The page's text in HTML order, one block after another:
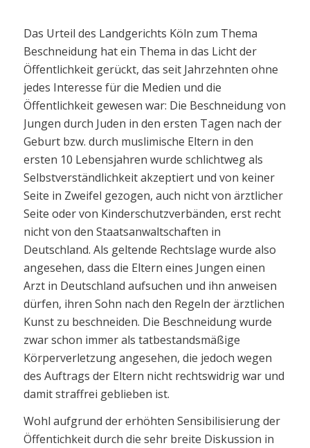
Das Urteil des Landgerichts Köln zum Thema
Beschneidung hat ein Thema in das Licht der
Öffentlichkeit gerückt, das seit Jahrzehnten ohne
jedes Interesse für die Medien und die
Öffentlichkeit gewesen war: Die Beschneidung von
Jungen durch Juden in den ersten Tagen nach der
Geburt bzw. durch muslimische Eltern in den
ersten 10 Lebensjahren wurde schlichtweg als
Selbstverständlichkeit akzeptiert und von keiner
Seite in Zweifel gezogen, auch nicht von ärztlicher
Seite oder von Kinderschutzverbänden, erst recht
nicht von den Staatsanwaltschaften in
Deutschland. Als geltende Rechtslage wurde also
angesehen, dass die Eltern eines Jungen einen
Arzt in Deutschland aufsuchen und ihn anweisen
dürfen, ihren Sohn nach den Regeln der ärztlichen
Kunst zu beschneiden. Die Beschneidung wurde
zwar schon immer als tatbestandsmäßige
Körperverletzung angesehen, die jedoch wegen
des Auftrags der Eltern nicht rechtswidrig war und
damit straffrei geblieben ist.
Wohl aufgrund der erhöhten Sensibilisierung der
Öffentichkeit durch die sehr breite Diskussion in